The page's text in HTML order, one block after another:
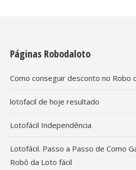
Páginas Robodaloto
Como conseguir desconto no Robo
lotofacil de hoje resultado
Lotofácil Independência
Lotofácil. Passo a Passo de Como
Robô da Loto fácil